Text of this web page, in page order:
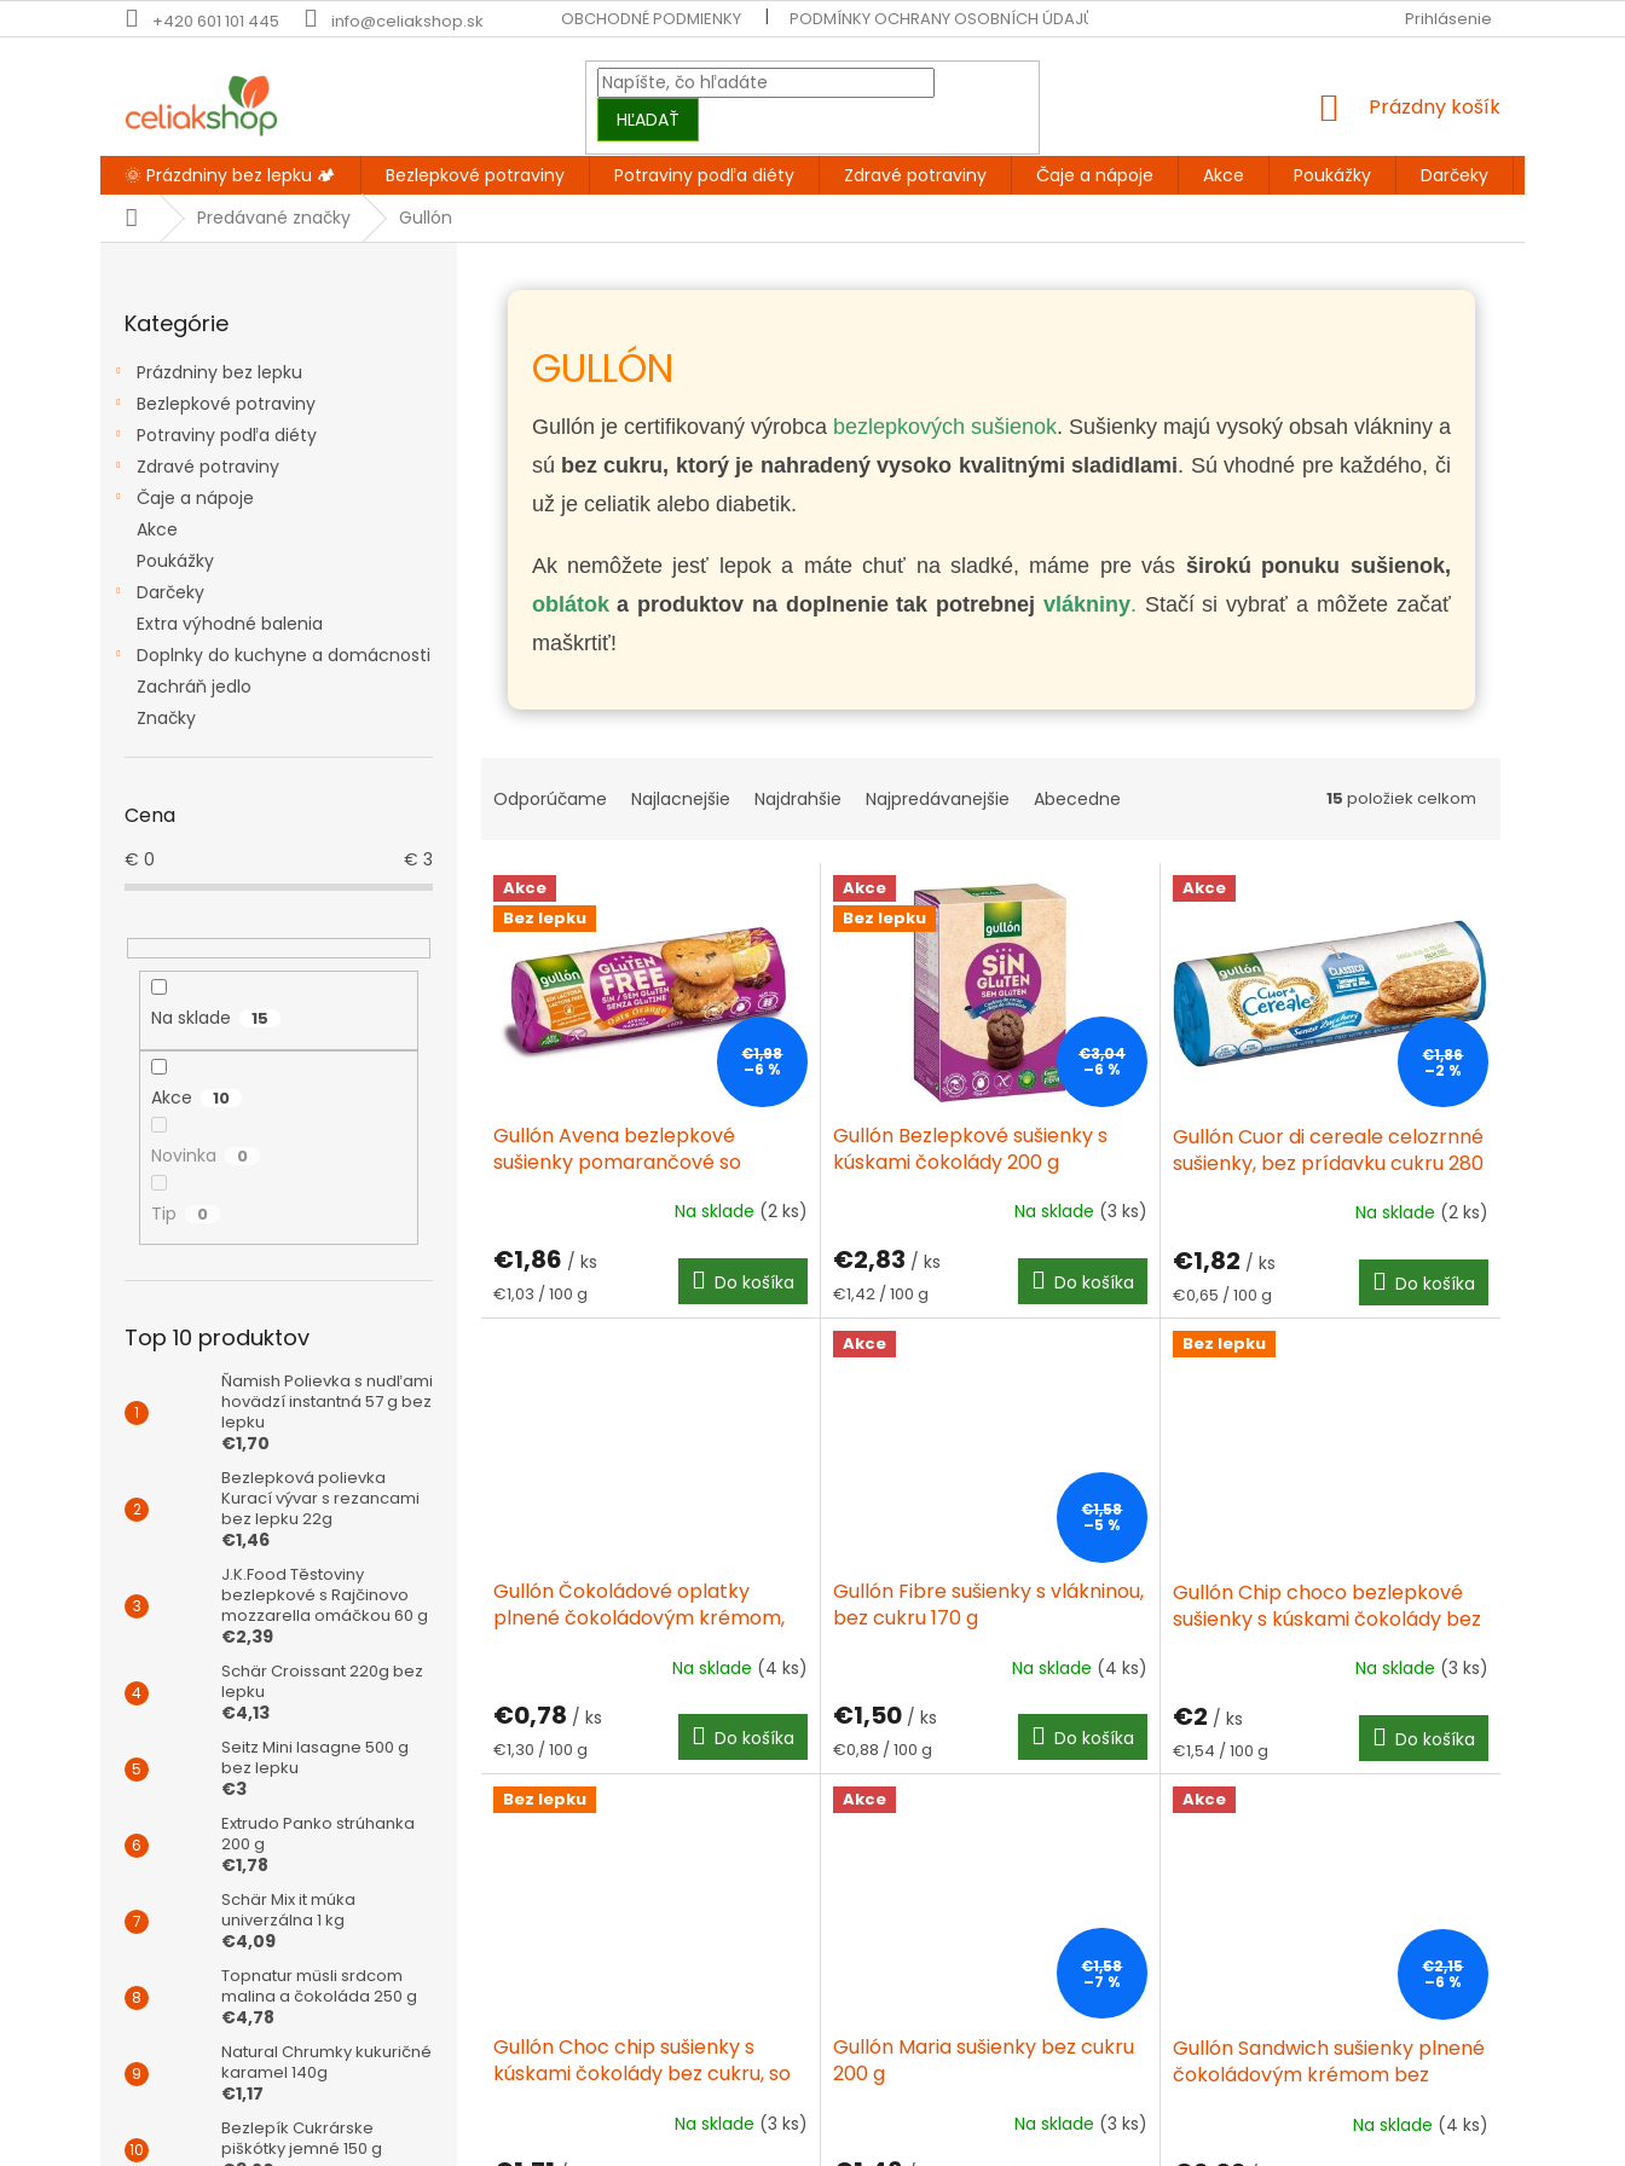
na
+420 601 101 445 info@celiakshop.sk OBCHODNÉ PODMIENKY PODMÍNKY OCHRANY OSOBNÍCH ÚDAJŮ KONTAKT DOPRAVA A PLATBA
Prihlásenie
HĽADAŤ
NÁKUPNÝ
Prázdny košík
🌞 Prázdniny bez lepku 🏕️ Bezlepkové potraviny Potraviny podľa diéty Zdravé potraviny Čaje a nápoje Akce Poukážky Darčeky
DomovPredávané značky Gullón
kategórie
Kategórie
Prázdniny bez lepku
Bezlepkové potraviny
Potraviny podľa diéty
Zdravé potraviny
Čaje a nápoje
Akce
Poukážky
Darčeky
Extra výhodné balenia
Doplnky do kuchyne a domácnosti
Zachráň jedlo
Značky
Cena
€ 0 € 3
Na sklade 15
Akce 10
Novinka 0
Tip 0
Top 10 produktov
Ňamish Polievka s nudľami
hovädzí instantná 57 g bez
lepku
€1,70
Bezlepková polievka
Kurací vývar s rezancami
bez lepku 22g
€1,46
J.K.Food Těstoviny
bezlepkové s Rajčinovo
mozzarella omáčkou 60 g
€2,39
Schär Croissant 220g bez
lepku
€4,13
Seitz Mini lasagne 500 g
bez lepku
€3
Extrudo Panko strúhanka
200 g
€1,78
Schär Mix it múka
univerzálna 1 kg
€4,09
Topnatur müsli srdcom
malina a čokoláda 250 g
€4,78
Natural Chrumky kukuričné
karamel 140g
€1,17
Bezlepík Cukrárske
piškótky jemné 150 g
GULLÓN
Gullón je certifikovaný výrobca bezlepkových sušienok. Sušienky majú vysoký obsah vlákniny a
sú bez cukru, ktorý je nahradený vysoko kvalitnými sladidlami. Sú vhodné pre každého, či
už je celiatik alebo diabetik.
Ak nemôžete jesť lepok a máte chuť na sladké, máme pre vás širokú ponuku sušienok,
oblátoka produktov na doplnenie tak potrebnej vlákniny. Stačí si vybrať a môžete začať
maškrtiť!
a
n
e
o
Odporúčame Najlacnejšie Najdrahšie Najpredávanejšie Abecedne 15 položiek celkom
V
p
Akce
Bez lepku
€1,98
–6 %
Gullón Avena bezlepkové
sušienky pomarančové so
Na sklade (2 ks)
€1,86 / ks
Jednotková
cena:
€1,03 / 100 g Do košíka
Akce
Bez lepku
€3,04
–6 %
Gullón Bezlepkové sušienky s
kúskami čokolády 200 g
Na sklade (3 ks)
€2,83 / ks
Jednotková
cena:
€1,42 / 100 g Do košíka
Akce
€1,86
–2 %
Gullón Cuor di cereale celozrnné
sušienky, bez prídavku cukru 280
Na sklade (2 ks)
€1,82 / ks
Jednotková
cena:
€0,65 / 100 g Do košíka
Gullón Čokoládové oplatky
plnené čokoládovým krémom,
Na sklade (4 ks)
€0,78 / ks
Jednotková
cena:
€1,30 / 100 g Do košíka
Akce
€1,58
–5 %
Gullón Fibre sušienky s vlákninou,
bez cukru 170 g
Na sklade (4 ks)
€1,50 / ks
Jednotková
cena:
€0,88 / 100 g Do košíka
Bez lepku
Gullón Chip choco bezlepkové
sušienky s kúskami čokolády bez
Na sklade (3 ks)
€2 / ks
Jednotková
cena:
€1,54 / 100 g Do košíka
Bez lepku
Gullón Choc chip sušienky s
kúskami čokolády bez cukru, so
Na sklade (3 ks)
Akce
€1,58
–7 %
Gullón Maria sušienky bez cukru
200 g
Na sklade (3 ks)
Akce
€2,15
–6 %
Gullón Sandwich sušienky plnené
čokoládovým krémom bez
Na sklade (4 ks)